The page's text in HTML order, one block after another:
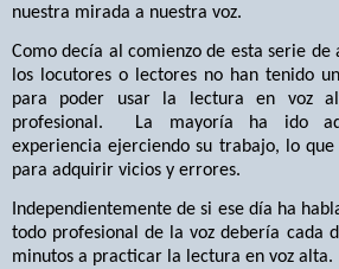
nuestra mirada a nuestra voz.
Como decía al comienzo de esta serie
los locutores o lectores no han tenido
para poder usar la lectura en voz
profesional.
La mayoría ha ido
experiencia ejerciendo su trabajo, lo
para adquirir vicios y errores.
Independientemente de si ese día ha
todo profesional de la voz debería cada
minutos a practicar la lectura en voz alta.